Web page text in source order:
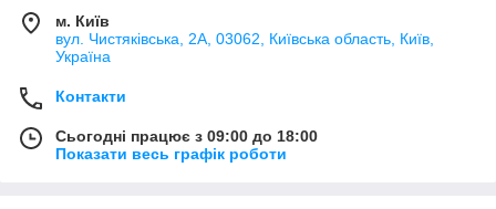
м. Київ
вул. Чистяківська, 2А, 03062, Київська область, Київ,
Україна
Контакти
Сьогодні працює з 09:00 до 18:00
Показати весь графік роботи